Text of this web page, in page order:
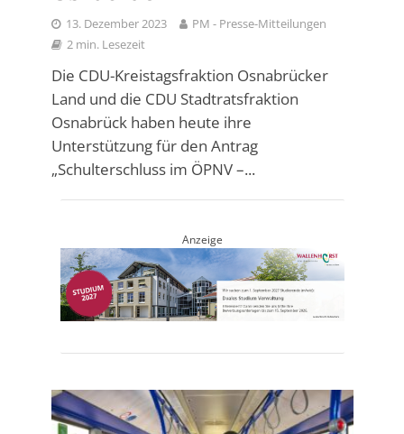
13. Dezember 2023
PM - Presse-Mitteilungen
2 min. Lesezeit
Die CDU-Kreistagsfraktion Osnabrücker
Land und die CDU Stadtratsfraktion
Osnabrück haben heute ihre
Unterstützung für den Antrag
„Schulterschluss im ÖPNV –...
Anzeige